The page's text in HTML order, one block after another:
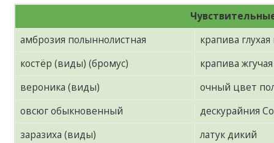
амброзия полыннолистная
крапива
костёр (виды) (бромус)
крапива жгучая
вероника (виды)
очный цвет
овсюг обыкновенный
дескурайния
заразиха (виды)
латук дикий